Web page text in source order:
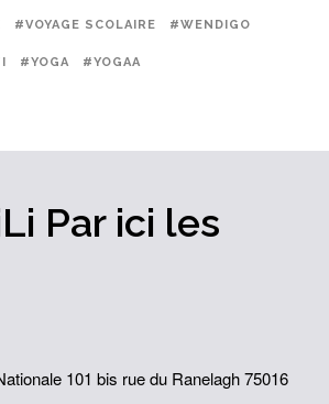
#VOYAGE SCOLAIRE #WENDIGO
#YOGA #YOGAA
Par ici les
101 bis rue du Ranelagh75016